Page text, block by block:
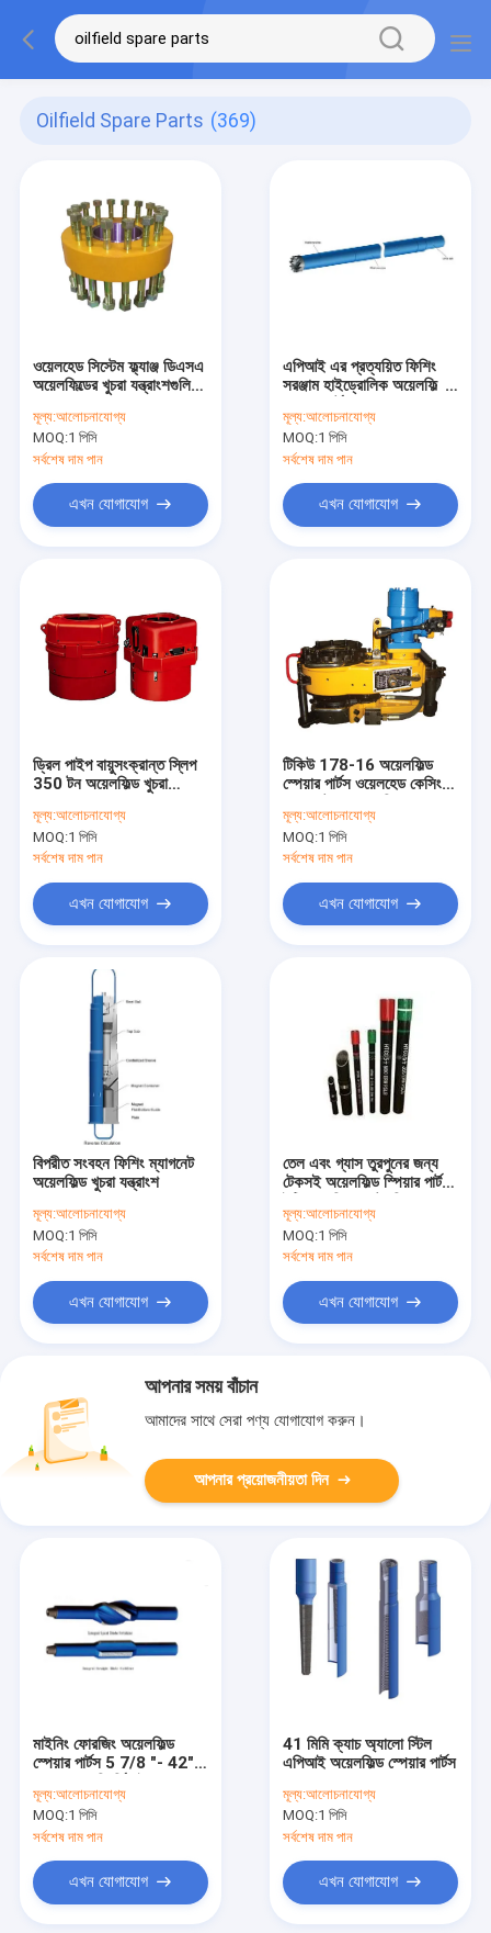
Oilfield Spare Parts (369)
ওয়েলহেড সিস্টেম ফ্ল্যাঞ্জ ডিএসএ
অয়েলফিল্ডের খুচরা যন্ত্রাংশগুলি
মূল্য:আলোচনাযোগ্য
MOQ:1 পিসি
সর্বশেষ দাম পান
এখন যোগাযোগ
এপিআই এর প্রত্যয়িত ফিশিং
সরঞ্জাম হাইড্রোলিক অয়েলফিল্ড
মূল্য:আলোচনাযোগ্য
MOQ:1 পিসি
সর্বশেষ দাম পান
এখন যোগাযোগ
ড্রিল পাইপ বায়ুসংক্রান্ত স্লিপ
350 টন অয়েলফিল্ড খুচরা
মূল্য:আলোচনাযোগ্য
MOQ:1 পিসি
সর্বশেষ দাম পান
এখন যোগাযোগ
টিকিউ 178-16 অয়েলফিল্ড
স্পেয়ার পার্টস ওয়েলহেড কেসিং
মূল্য:আলোচনাযোগ্য
MOQ:1 পিসি
সর্বশেষ দাম পান
এখন যোগাযোগ
বিপরীত সংবহন ফিশিং ম্যাগনেট
অয়েলফিল্ড খুচরা যন্ত্রাংশ
মূল্য:আলোচনাযোগ্য
MOQ:1 পিসি
সর্বশেষ দাম পান
এখন যোগাযোগ
তেল এবং গ্যাস তুরপুনের জন্য
টেকসই অয়েলফিল্ড স্পিয়ার পার্টস
মূল্য:আলোচনাযোগ্য
MOQ:1 পিসি
সর্বশেষ দাম পান
এখন যোগাযোগ
আপনার সময় বাঁচান
আমাদের সাথে সেরা পণ্য যোগাযোগ করুন।
আপনার প্রয়োজনীয়তা দিন
মাইনিং ফোরজিং অয়েলফিল্ড
স্পেয়ার পার্টস 5 7/8 "- 42"
উপাদান
মূল্য:আলোচনাযোগ্য
MOQ:1 পিসি
সর্বশেষ দাম পান
এখন যোগাযোগ
41 মিমি ক্যাচ অ্যালো স্টিল
এপিআই অয়েলফিল্ড স্পেয়ার পার্টস
মূল্য:আলোচনাযোগ্য
MOQ:1 পিসি
সর্বশেষ দাম পান
এখন যোগাযোগ